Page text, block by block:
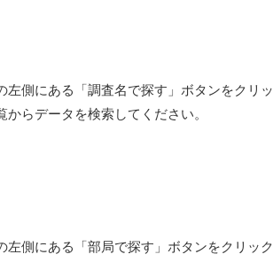
左側にある「調査名で探す」ボタンをクリ
らデータを検索してください。
左側にある「部局で探す」ボタンをクリッ